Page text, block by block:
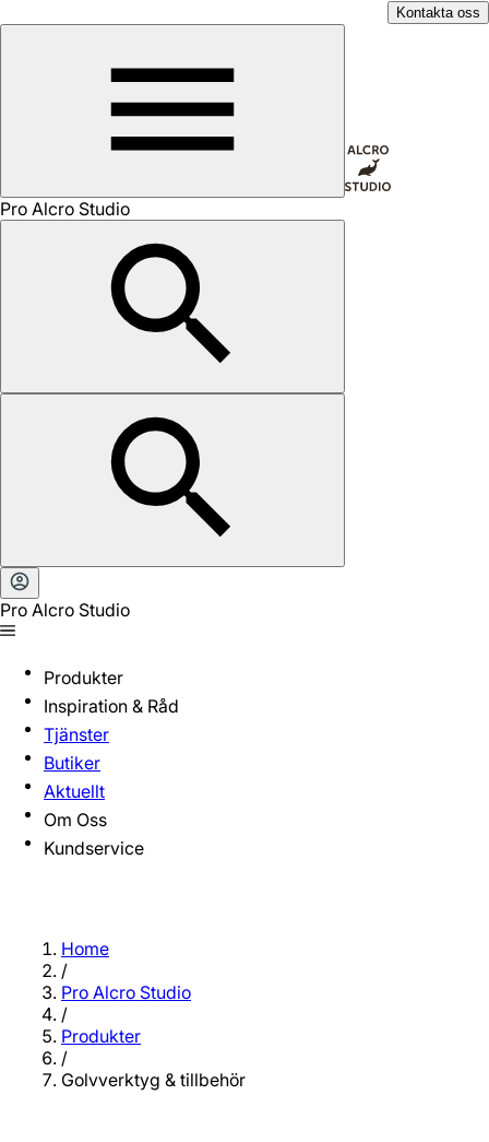
Kontakta oss
Pro Alcro Studio
Pro Alcro Studio
Produkter
Inspiration & Råd
Tjänster
Butiker
Aktuellt
Om Oss
Kundservice
Home
/
Pro Alcro Studio
/
Produkter
/
Golvverktyg & tillbehör